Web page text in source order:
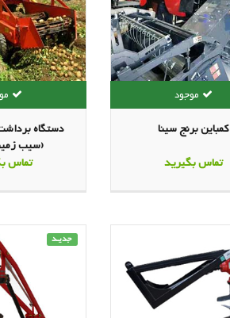
کمباین برنج سینا
تماس بگیرید
دستگاه
(سیب
تماس
جدیـد